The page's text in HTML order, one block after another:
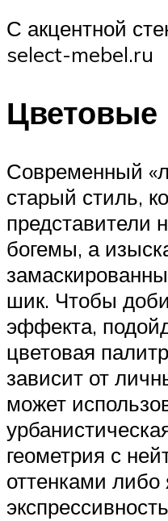
С акцентной
select-mebel.ru
Современный
старый стиль,
представители
богемы, а
шик. Чтобы
эффекта,
цветовая
зависит от
может
геометрия с
оттенками либо